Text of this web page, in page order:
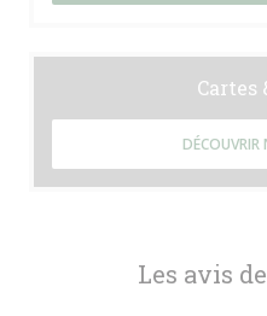
Les avis
Cartes
DÉCOUVRIR